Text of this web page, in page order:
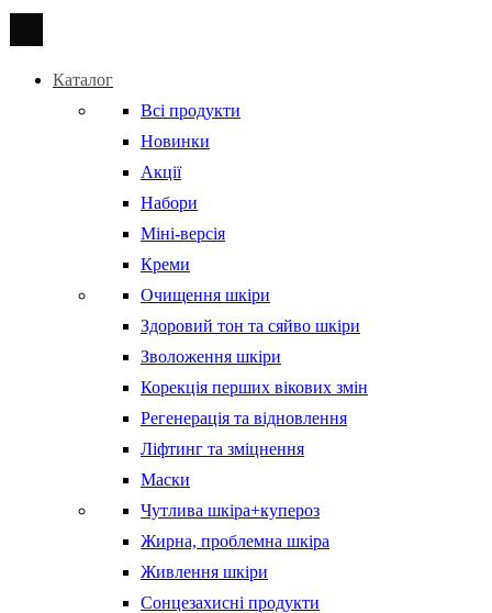
Каталог
Всі продукти
Новинки
Акції
Набори
Міні-версія
Креми
Очищення шкіри
Здоровий тон та сяйво шкіри
Зволоження шкіри
Корекція перших вікових змін
Регенерація та відновлення
Ліфтинг та зміцнення
Маски
Чутлива шкіра+купероз
Жирна, проблемна шкіра
Живлення шкіри
Сонцезахисні продукти